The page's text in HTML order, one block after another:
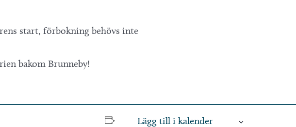
start, förbokning behövs inte
bakom Brunneby!
Lägg till i kalender